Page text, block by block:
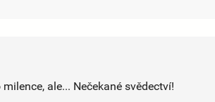
ale... Nečekané svědectví!